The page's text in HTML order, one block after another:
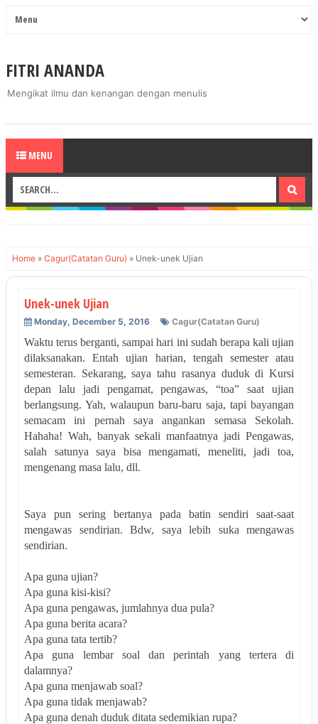
FITRI ANANDA
Mengikat ilmu dan kenangan dengan menulis
MENU
Home » Cagur(Catatan Guru) » Unek-unek Ujian
Unek-unek Ujian
Monday, December 5, 2016 Cagur(Catatan Guru)
Waktu terus berganti, sampai hari ini sudah berapa kali ujian
dilaksanakan. Entah ujian harian, tengah semester atau
semesteran. Sekarang, saya tahu rasanya duduk di Kursi
depan lalu jadi pengamat, pengawas, “toa” saat ujian
berlangsung. Yah, walaupun baru-baru saja, tapi bayangan
semacam ini pernah saya angankan semasa Sekolah.
Hahaha! Wah, banyak sekali manfaatnya jadi Pengawas,
salah satunya saya bisa mengamati, meneliti, jadi toa,
mengenang masa lalu, dll.
Saya pun sering bertanya pada batin sendiri saat-saat
mengawas sendirian. Bdw, saya lebih suka mengawas
sendirian.
Apa guna ujian?
Apa guna kisi-kisi?
Apa guna pengawas, jumlahnya dua pula?
Apa guna berita acara?
Apa guna tata tertib?
Apa guna lembar soal dan perintah yang tertera di
dalamnya?
Apa guna menjawab soal?
Apa guna tidak menjawab?
Apa guna denah duduk ditata sedemikian rupa?